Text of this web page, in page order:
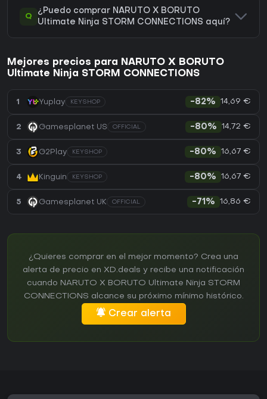
Q
¿Puedo comprar NARUTO X BORUTO
Ultimate Ninja STORM CONNECTIONS aquí?
Mejores precios para NARUTO X BORUTO
Ultimate Ninja STORM CONNECTIONS
1 Yuplay KEYSHOP -82% 14,69 €
2 Gamesplanet US OFFICIAL -80% 14,72 €
3 G2Play KEYSHOP -80% 16,67 €
4 Kinguin KEYSHOP -80% 16,67 €
5 Gamesplanet UK OFFICIAL -71% 16,86 €
¿Quieres comprar en el mejor momento? Crea una
alerta de precio en XD.deals y recibe una notificación
cuando NARUTO X BORUTO Ultimate Ninja STORM
CONNECTIONS alcance su próximo mínimo histórico.
Crear alerta